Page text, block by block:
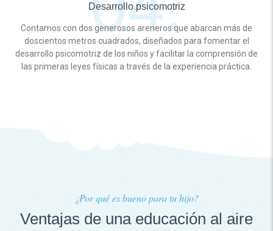
Desarrollo psicomotriz
Contamos con dos generosos areneros que abarcan más de
doscientos metros cuadrados, diseñados para fomentar el
desarrollo psicomotriz de los niños y facilitar la comprensión de
las primeras leyes físicas a través de la experiencia práctica.
¿Por qué es bueno para tu hijo?
Ventajas de una educación al aire